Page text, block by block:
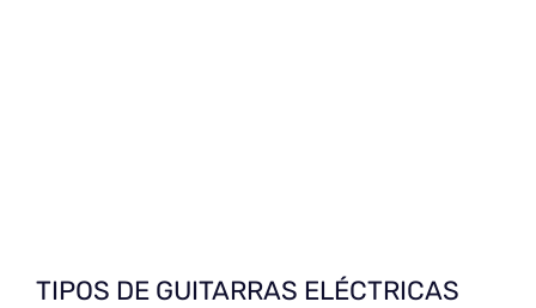
TIPOS DE GUITARRAS ELÉCTRICAS